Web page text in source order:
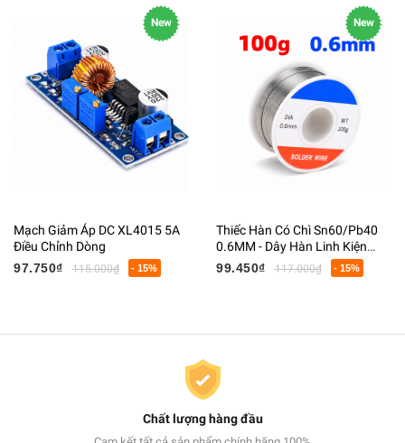
New
Mạch Giảm Áp DC XL4015 5A
Điều Chỉnh Dòng
97.750₫
115.000₫ - 15%
New
Thiếc Hàn Có Chì Sn60/Pb40
0.6MM - Dây Hàn Linh Kiện
Điện Tử Có Lõi Flux
99.450₫ 117.000₫ - 15%
Chất lượng hàng đầu